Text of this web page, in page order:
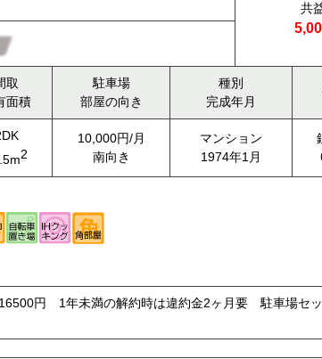
共
取
面積
駐車場
部屋の向き
種別
完成年月
2
10,000円/月
南向き
マンション
1974年1月
円 1年未満の解約時は違約金2ヶ月要 駐車場セ